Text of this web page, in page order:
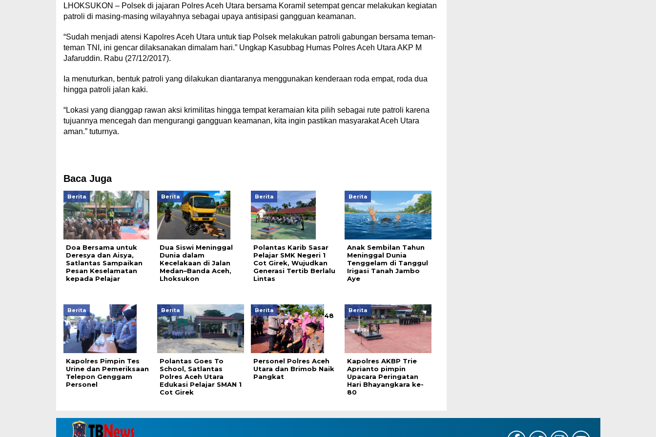
LHOKSUKON – Polsek di jajaran Polres Aceh Utara bersama Koramil setempat gencar melakukan kegiatan
patroli di masing-masing wilayahnya sebagai upaya antisipasi gangguan keamanan.
“Sudah menjadi atensi Kapolres Aceh Utara untuk tiap Polsek melakukan patroli gabungan bersama teman-
teman TNI, ini gencar dilaksanakan dimalam hari.” Ungkap Kasubbag Humas Polres Aceh Utara AKP M
Jafaruddin. Rabu (27/12/2017).
Ia menuturkan, bentuk patroli yang dilakukan diantaranya menggunakan kenderaan roda empat, roda dua
hingga patroli jalan kaki.
“Lokasi yang dianggap rawan aksi krimilitas hingga tempat keramaian kita pilih sebagai rute patroli karena
tujuannya mencegah dan mengurangi gangguan keamanan, kita ingin pastikan masyarakat Aceh Utara
aman.” tuturnya.
Baca Juga
Berita
Doa Bersama untuk
Deresya dan Aisya,
Satlantas Sampaikan
Pesan Keselamatan
kepada Pelajar
Berita
Dua Siswi Meninggal
Dunia dalam
Kecelakaan di Jalan
Medan–Banda Aceh,
Lhoksukon
Berita
Polantas Karib Sasar
Pelajar SMK Negeri 1
Cot Girek, Wujudkan
Generasi Tertib Berlalu
Lintas
Berita
Anak Sembilan Tahun
Meninggal Dunia
Tenggelam di Tanggul
Irigasi Tanah Jambo
Aye
Berita
Kapolres Pimpin Tes
Urine dan Pemeriksaan
Telepon Genggam
Personel
Berita
Polantas Goes To
School, Satlantas
Polres Aceh Utara
Edukasi Pelajar SMAN 1
Cot Girek
Berita
48
Personel Polres Aceh
Utara dan Brimob Naik
Pangkat
Berita
Kapolres AKBP Trie
Aprianto pimpin
Upacara Peringatan
Hari Bhayangkara ke-
80